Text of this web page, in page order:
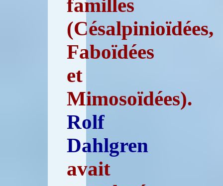
familles
(Césalpinioïdées,
Faboïdées
et
Mimosoïdées).
Rolf
Dahlgren
avait